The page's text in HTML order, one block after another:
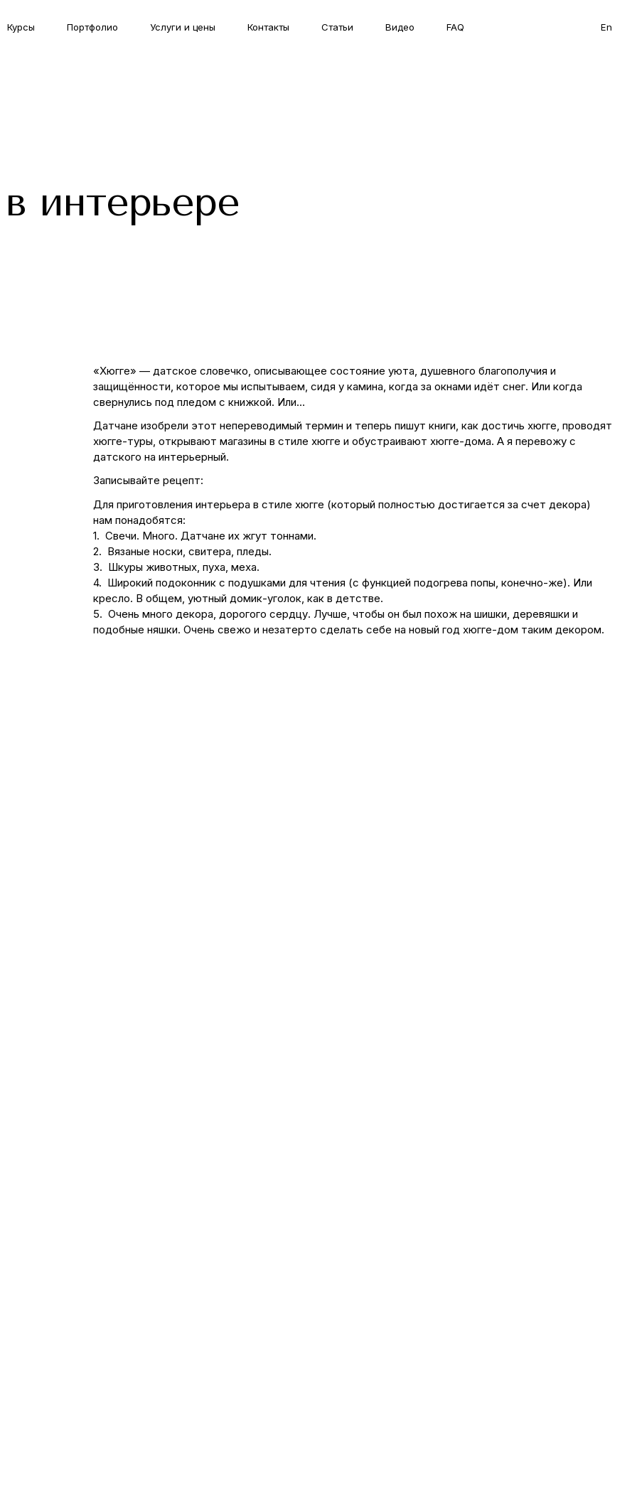
Курсы Портфолио Услуги и цены Контакты Статьи Видео FAQ En
интерьере
«Хюгге» — датское словечко, описывающее состояние уюта, душевного благополучия и
защищённости, которое мы испытываем, сидя у камина, когда за окнами идёт снег. Или когда
свернулись под пледом с книжкой. Или…
Датчане изобрели этот непереводимый термин и теперь пишут книги, как достичь хюгге, проводят
хюгге-туры, открывают магазины в стиле хюгге и обустраивают хюгге-дома. А я перевожу с
датского на интерьерный.
Записывайте рецепт:
Для приготовления интерьера в стиле хюгге (который полностью достигается за счет декора)
нам понадобятся:
1. Свечи. Много. Датчане их жгут тоннами.
2. Вязаные носки, свитера, пледы.
3. Шкуры животных, пуха, меха.
4. Широкий подоконник с подушками для чтения (с функцией подогрева попы, конечно-же). Или
кресло. В общем, уютный домик-уголок, как в детстве.
5. Очень много декора, дорогого сердцу. Лучше, чтобы он был похож на шишки, деревяшки и
подобные няшки. Очень свежо и незатерто сделать себе на новый год хюгге-дом таким декором.